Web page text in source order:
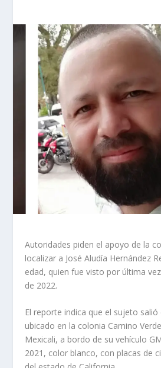
Autoridades piden el apoyo de la
localizar a José Aludía Hernández
edad, quien fue visto por última
de 2022.
El reporte indica que el sujeto
ubicado en la colonia Camino
Mexicali, a bordo de su vehículo
2021, color blanco, con placas de